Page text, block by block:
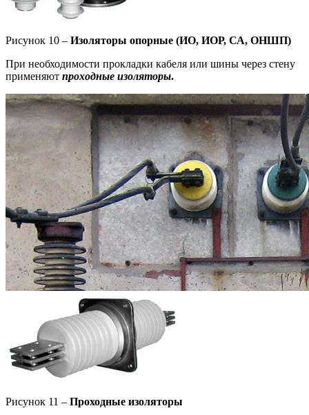
Рисунок 10 – Изоляторы опорные (ИО, ИОР, СА, ОНШП)
При необходимости прокладки кабеля или шины через стену
применяют проходные изоляторы.
Рисунок 11 – Проходные изоляторы